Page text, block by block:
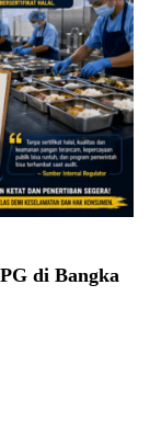
di Bangka